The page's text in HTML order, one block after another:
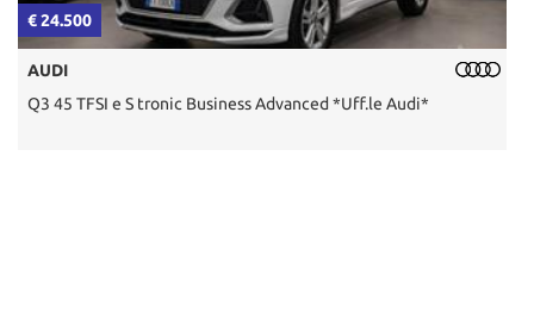
€ 24.500
AUDI
Q3 45 TFSI e S tronic Business Advanced *Uff.le Audi*